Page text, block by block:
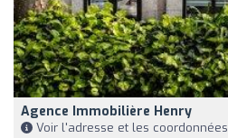
Agence Immobilière Henry
Voir l'adresse et les coordonnées